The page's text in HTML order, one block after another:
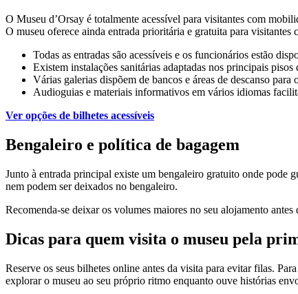
O Museu d’Orsay é totalmente acessível para visitantes com
O museu oferece ainda entrada prioritária e gratuita para visitantes
Todas as entradas são acessíveis e os funcionários estão
Existem instalações sanitárias adaptadas nos principais pisos
Várias galerias dispõem de bancos e áreas de descanso para
Audioguias e materiais informativos em vários idiomas
Ver opções de bilhetes acessíveis
Bengaleiro e política de bagagem
Junto à entrada principal existe um bengaleiro gratuito onde pode
nem podem ser deixados no bengaleiro.
Recomenda-se deixar os volumes maiores no seu alojamento
Dicas para quem visita o museu pela
Reserve os seus bilhetes online antes da visita para evitar filas.
explorar o museu ao seu próprio ritmo enquanto ouve histórias